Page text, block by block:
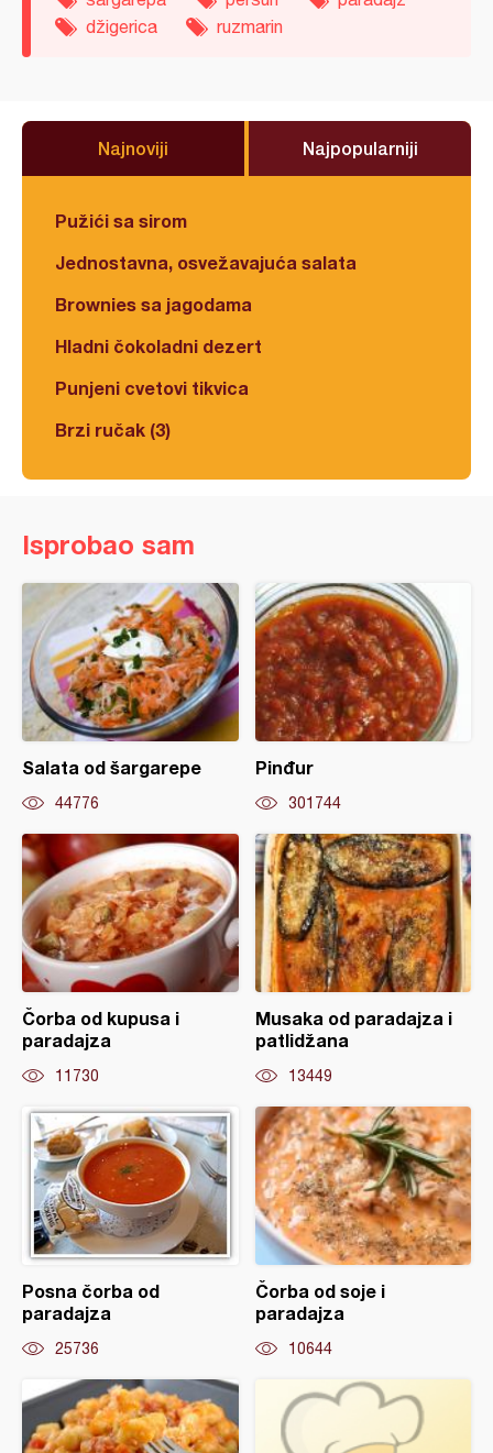
džigerica
ruzmarin
Najnoviji Najpopularniji
Pužići sa sirom
Jednostavna, osvežavajuća salata
Brownies sa jagodama
Hladni čokoladni dezert
Punjeni cvetovi tikvica
Brzi ručak (3)
Isprobao sam
Salata od šargarepe
44776
Pinđur
301744
Čorba od kupusa i
paradajza
11730
Musaka od paradajza i
patlidžana
13449
Posna čorba od
paradajza
25736
Čorba od soje i
paradajza
10644